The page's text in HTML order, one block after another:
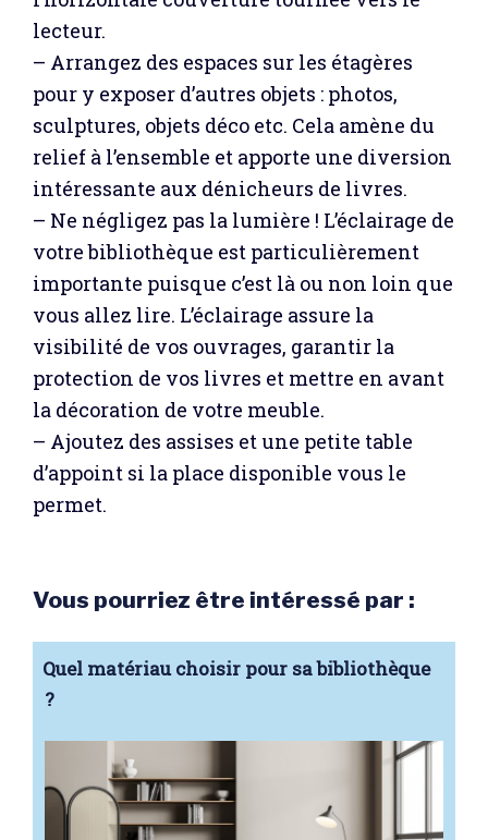
lecteur.
– Arrangez des espaces sur les étagères
pour y exposer d’autres objets : photos,
sculptures, objets déco etc. Cela amène du
relief à l’ensemble et apporte une diversion
intéressante aux dénicheurs de livres.
– Ne négligez pas la lumière ! L’éclairage de
votre bibliothèque est particulièrement
importante puisque c’est là ou non loin que
vous allez lire. L’éclairage assure la
visibilité de vos ouvrages, garantir la
protection de vos livres et mettre en avant
la décoration de votre meuble.
– Ajoutez des assises et une petite table
d’appoint si la place disponible vous le
permet.
Vous pourriez être intéressé par :
Quel matériau choisir pour sa bibliothèque
?